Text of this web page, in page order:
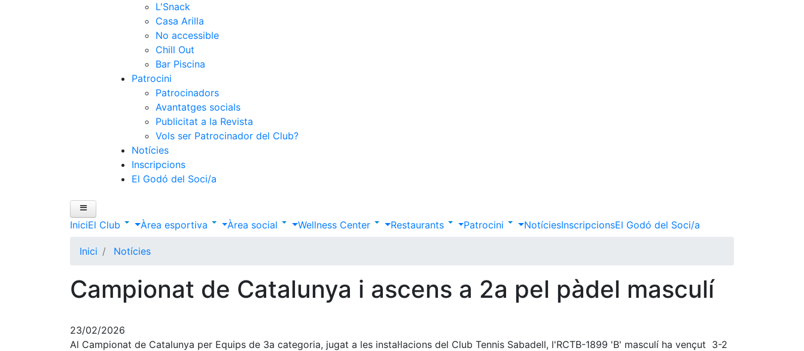
L'Snack
Casa Arilla
No accessible
Chill Out
Bar Piscina
Patrocini
Patrocinadors
Avantatges socials
Publicitat a la Revista
Vols ser Patrocinador del Club?
Notícies
Inscripcions
El Godó del Soci/a
IniciEl Club Àrea esportiva Àrea social Wellness Center Restaurants Patrocini NotíciesInscripcionsEl Godó del Soci/a
Inici Notícies
Campionat de Catalunya i ascens a 2a pel pàdel masculí
23/02/2026
Al Campionat de Catalunya per Equips de 3a categoria, jugat a les instal·lacions del Club Tennis Sabadell, l'RCTB-1899 'B' masculí ha vençut 3-2